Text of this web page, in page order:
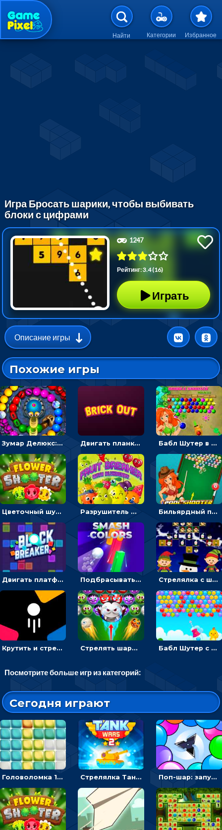
Перейти к основному
Найти Категории Избранное
Игра Бросать шарики, чтобы выбивать
блоки с цифрами
1247
Рейтинг: 3.4 (16)
Играть
Описание игры
Похожие игры
Зумар Делюкс: бросай шарики с черепашкой, чтобы остановить очередь Двигать планку и бить шариком по цветным блокам - гиперказуальная Бабл Шутер в джунглях: стрелять шариками по цветным целям
Цветочный шутер: стрелять пчелками по цветам Разрушитель фруктов: стрелять ягодами по ананасам Бильярдный пул: стрелять шариками, чтобы взрывать одинаковые
Двигать платформу и отбивать мячики или ловить бонусы Подбрасывать мяч, чтобы провести через цветную преграду Стрелялка с шариками по рождественским эльфам
Крутить и стрелять по фигурам с цифрами - стрелялка шариками Стрелять шариками-монстрами и выбивать конфеты Бабл Шутер с утенком: бросать цветные шарики на полянке
Посмотрите больше игр из категорий:
Сегодня играют
Головоломка 10х10 Стрелялка Танковые войны: бить по танку врага, чтобы уничтожить зло Поп-шар: запускать колючку, чтобы лопать воздушные шарики